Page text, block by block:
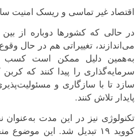
اقتصاد غیر تماسی و ریسک امنیت
در حالی که کشورها دوباره از
می‌اندازند، تغییراتی هم در حال
به‌همین دلیل ممکن است کسب‌ و
سرمایه‌گذاری را پیدا کنند که
سازد تا با سازگاری و
پایدار تلاش کنند.
تکنولوژی نیز در این مدت
کووید ۱۹ تبدیل شد. این